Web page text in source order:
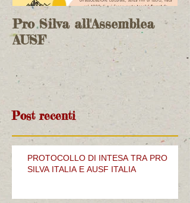
Pro Silva all'Assemblea
AUSF
Post recenti
PROTOCOLLO DI INTESA TRA PRO
SILVA ITALIA E AUSF ITALIA